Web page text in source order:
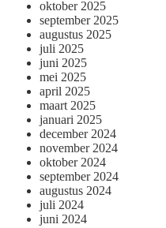
oktober 2025
september 2025
augustus 2025
juli 2025
juni 2025
mei 2025
april 2025
maart 2025
januari 2025
december 2024
november 2024
oktober 2024
september 2024
augustus 2024
juli 2024
juni 2024